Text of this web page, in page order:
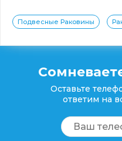
Подвесные Раковины
Оставьте
ответим на